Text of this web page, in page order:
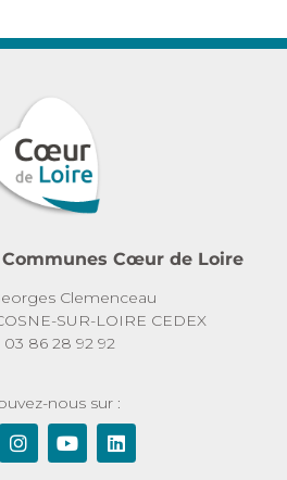
Cœur de Loire
Clemenceau
SUR-LOIRE CEDEX
03 86 28 92 92
nous sur :